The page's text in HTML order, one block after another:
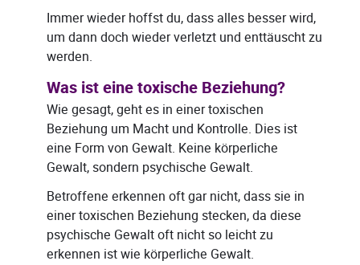
Immer wieder hoffst du, dass alles besser wird,
um dann doch wieder verletzt und enttäuscht zu
werden.
Was ist eine toxische Beziehung?
Wie gesagt, geht es in einer toxischen
Beziehung um Macht und Kontrolle. Dies ist
eine Form von Gewalt. Keine körperliche
Gewalt, sondern psychische Gewalt.
Betroffene erkennen oft gar nicht, dass sie in
einer toxischen Beziehung stecken, da diese
psychische Gewalt oft nicht so leicht zu
erkennen ist wie körperliche Gewalt.